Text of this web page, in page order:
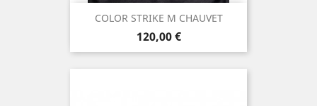
COLOR STRIKE M CHAUVET
Prix
120,00 €